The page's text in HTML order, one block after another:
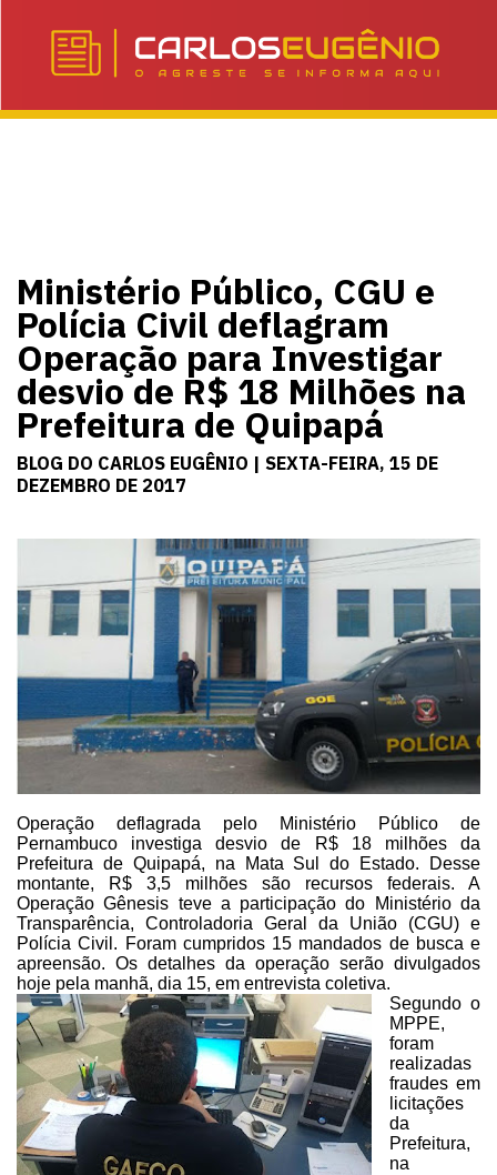
Ministério Público, CGU e
Polícia Civil deflagram
Operação para Investigar
desvio de R$ 18 Milhões na
Prefeitura de Quipapá
BLOG DO CARLOS EUGÊNIO | SEXTA-FEIRA, 15 DE
DEZEMBRO DE 2017
Operação deflagrada pelo Ministério Público de
Pernambuco investiga desvio de R$ 18 milhões da
Prefeitura de Quipapá, na Mata Sul do Estado. Desse
montante, R$ 3,5 milhões são recursos federais. A
Operação Gênesis teve a participação do Ministério da
Transparência, Controladoria Geral da União (CGU) e
Polícia Civil. Foramcumpridos 15 mandados de busca e
apreensão. Os detalhes da operação serão divulgados
hoje pela manhã, dia 15, em entrevista coletiva.
Segundo o
MPPE,
foram
realizadas
fraudes em
licitações
da
Prefeitura,
na